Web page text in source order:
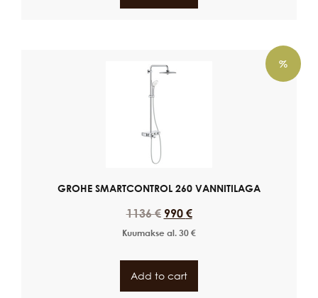
%
GROHE SMARTCONTROL 260 VANNITILAGA
1136€ 990 €
Kuumakse al. 30 €
Add to cart